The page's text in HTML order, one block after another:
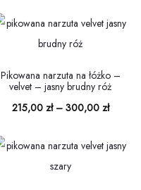
215,00
Pikowana narzuta na łóżko –
velvet – jasny brudny róż
215,00 zł – 300,00 złZakres
od